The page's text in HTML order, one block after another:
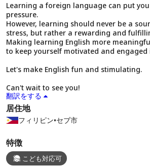
Learning a foreign language can put
pressure.
However, learning should never be a
stress, but rather a rewarding and
Making learning English more
to keep yourself motivated and engaged
Let's make English fun and stimulating.
Can't wait to see you!
翻訳をする
居住地
フィリピン•セブ市
特徴
こども対応可